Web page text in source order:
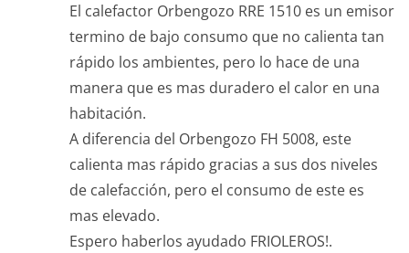
El calefactor Orbengozo RRE 1510 es un emisor
termino de bajo consumo que no calienta tan
rápido los ambientes, pero lo hace de una
manera que es mas duradero el calor en una
habitación.
A diferencia del Orbengozo FH 5008, este
calienta mas rápido gracias a sus dos niveles
de calefacción, pero el consumo de este es
mas elevado.
Espero haberlos ayudado FRIOLEROS!.